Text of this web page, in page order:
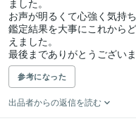
ました。
お声が明るくて心強く気持
鑑定結果を大事にこれから
えました。
最後までありがとうござい
参考になった
出品者からの返信を読む